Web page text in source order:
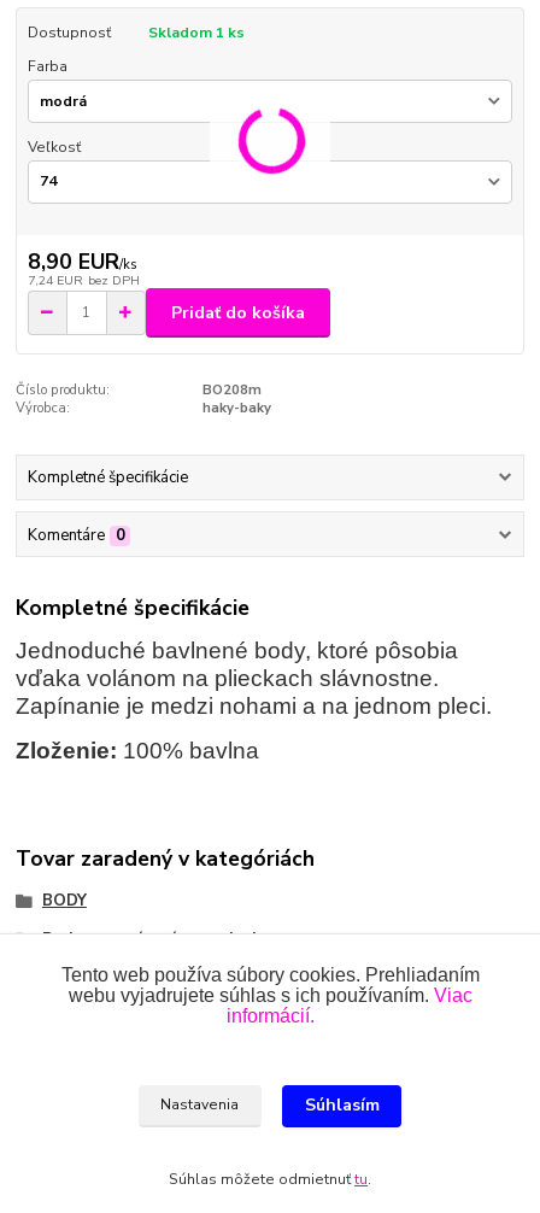
Dostupnosť
Skladom 1 ks
Farba
Veľkosť
8,90 EUR/ks
7,24 EUR bez DPH
Pridať do košíka
Číslo produktu:
BO208m
Výrobca:
haky-baky
Kompletné špecifikácie
Komentáre 0
Kompletné špecifikácie
Jednoduché bavlnené body, ktoré pôsobia
vďaka volánom na plieckach slávnostne.
Zapínanie je medzi nohami a na jednom pleci.
Zloženie: 100% bavlna
Tovar zaradený v kategóriách
BODY
Body so zapínaním na pleci
Ing.Miroslava Dvorščáková, Kružlová 110, 090 02 Kružlová,
Tento web používa súbory cookies. Prehliadaním
webu vyjadrujete súhlas s ich používaním. Viac
informácií.
Nastavenia Súhlasím
Súhlas môžete odmietnuťtu.